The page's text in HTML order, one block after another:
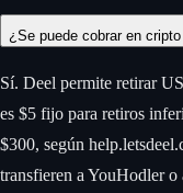
¿Se puede cobrar en
Sí. Deel permite retirar
es $5 fijo para retiros
$300, según
transfieren a YouHodler